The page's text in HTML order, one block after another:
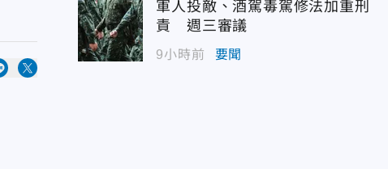
軍人投敵、酒駕毒駕修法加重刑
責 週三審議
9小時前 要聞